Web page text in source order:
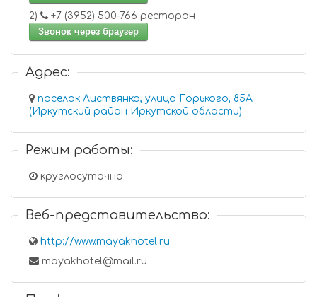
2)
+7 (3952) 500-766 ресторан
Звонок через браузер
Адрес:
поселок Листвянка, улица Горького, 85А
(Иркутский район Иркутской области)
Режим работы:
круглосуточно
Веб-представительство:
http://www.mayakhotel.ru
mayakhotel@mail.ru